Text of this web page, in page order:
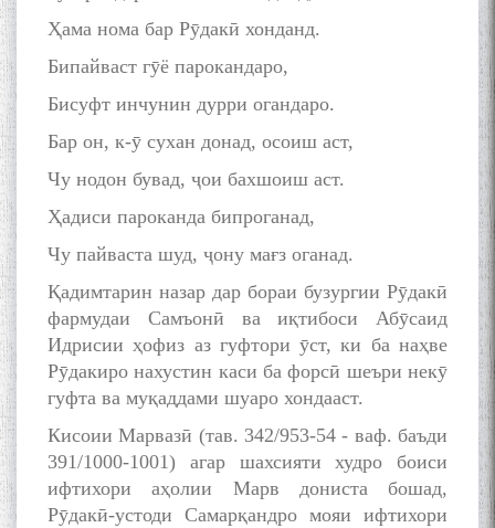
Ҳама нома бар Рӯдакӣ хонданд.
Бипайваст гӯё парокандаро,
Бисуфт инчунин дурри огандаро.
Бар он, к-ӯ сухан донад, осоиш аст,
Чу нодон бувад, ҷои бахшоиш аст.
Ҳадиси пароканда бипроганад,
Чу пайваста шуд, ҷону мағз оганад.
Қадимтарин назар дар бораи бузургии Рӯдакӣ
фармудаи Самъонӣ ва иқтибоси Абӯсаид
Идрисии ҳофиз аз гуфтори ӯст, ки ба наҳве
Рӯдакиро нахустин каси ба форсӣ шеъри некӯ
гуфта ва муқаддами шуаро хондааст.
Кисоии Марвазӣ (тав. 342/953-54 - ваф. баъди
391/1000-1001) агар шахсияти худро боиси
ифтихори аҳолии Марв дониста бошад,
Рӯдакӣ-устоди Самарқандро мояи ифтихори